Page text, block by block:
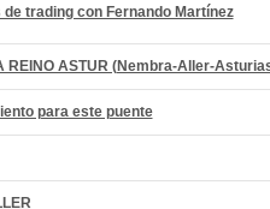
trading con Fernando Martínez
REINO ASTUR (Nembra-Aller-
para este puente